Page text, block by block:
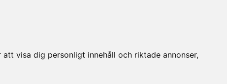
visa dig personligt innehåll och riktade annonser,